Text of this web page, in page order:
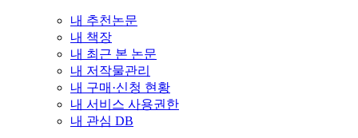
내 추천논문
내 책장
내 최근 본 논문
내 저작물관리
내 구매·신청 현황
내 서비스 사용권한
내 관심 DB